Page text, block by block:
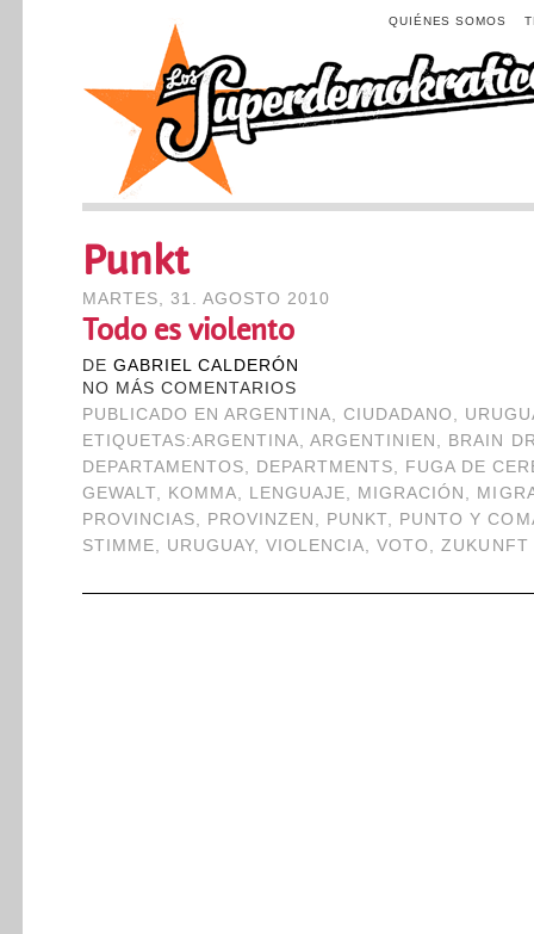
QUIÉNES SOMOS
Punkt
MARTES, 31. AGOSTO 2010
Todo es violento
DE GABRIEL CALDERÓN
NO MÁS COMENTARIOS
PUBLICADO EN ARGENTINA,CIUDADANO ,
ETIQUETAS:ARGENTINA,ARGENTINIEN , BRAIN
DEPARTAMENTOS, DEPARTMENTS, FUGA DE
GEWALT, KOMMA, LENGUAJE, MIGRACIÓN ,
PROVINCIAS, PROVINZEN , PUNKT, PUNTO Y
STIMME, URUGUAY, VIOLENCIA,VOTO ,ZUKUNFT